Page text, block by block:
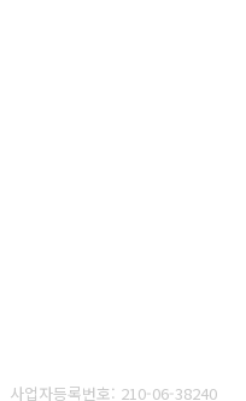
사업자등록번호: 210-06-38240